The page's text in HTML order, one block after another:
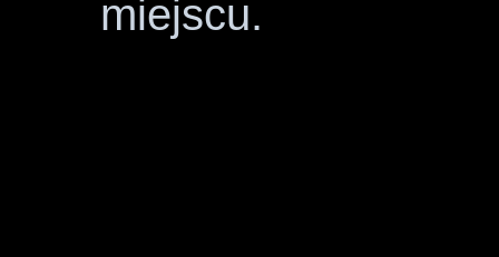
miejscu.